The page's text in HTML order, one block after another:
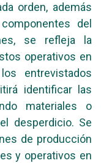
orden, además
del
se refleja la
operativos en
entrevistados
identificar las
materiales o
desperdicio. Se
de producción
y operativos en